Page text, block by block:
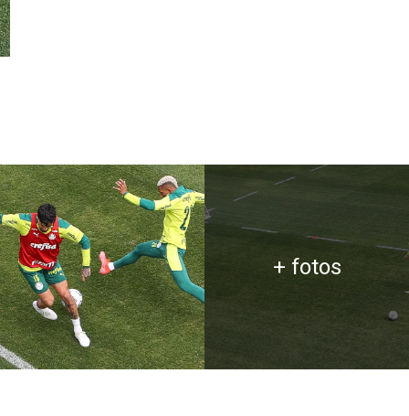
+ fotos